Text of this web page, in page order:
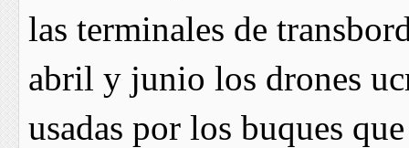
las terminales de
abril y junio los drones
usadas por los buques